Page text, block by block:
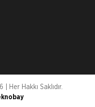
Her Hakkı Saklıdır.